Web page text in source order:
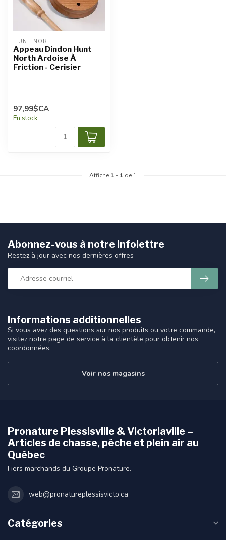
HUNT NORTH
Appeau Dindon Hunt
North Ardoise À
Friction - Cerisier
97,99$CA
En stock
Affiche 1 - 1 de 1
Informations additionnelles
Si vous avez des questions sur nos produits ou votre commande,
visitez notre page de service à la clientèle pour obtenir nos
coordonnées.
Voir nos magasins
Abonnez-vous à notre infolettre
Restez à jour avec nos dernières offres
Pronature Plessisville & Victoriaville –
Articles de chasse, pêche et plein air au
Québec
Fiers marchands du Groupe Pronature.
web@pronatureplessisvicto.ca
Catégories